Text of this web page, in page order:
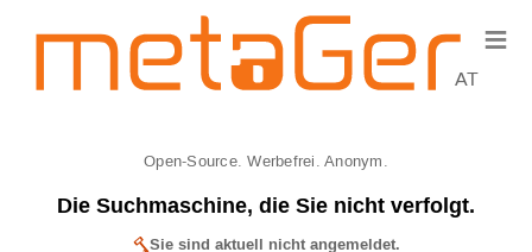
AT
Open-Source. Werbefrei. Anonym.
Die Suchmaschine, die Sie nicht verfolgt.
Sie sind aktuell nicht angemeldet.
≡